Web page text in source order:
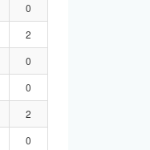
0
2
0
0
2
0